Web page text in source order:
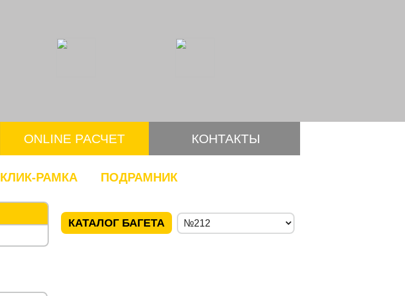
ONLINE РАСЧЕТ КОНТАКТЫ
КЛИК-РАМКА ПОДРАМНИК
КАТАЛОГ БАГЕТА